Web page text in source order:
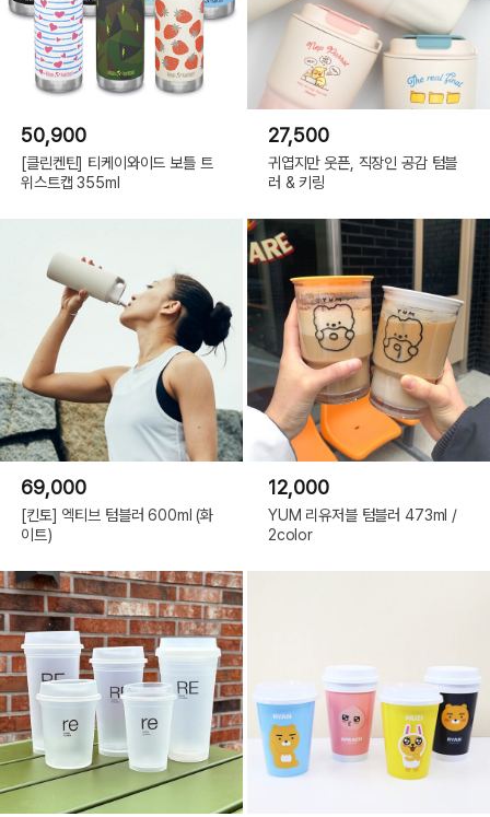
50,900
[클린켄틴] 티케이와이드 보틀 트
위스트캡 355ml
27,500
귀엽지만 웃픈, 직장인 공감 텀블
러 & 키링
69,000
[킨토] 엑티브 텀블러 600ml (화
이트)
12,000
YUM 리유저블 텀블러 473ml /
2color